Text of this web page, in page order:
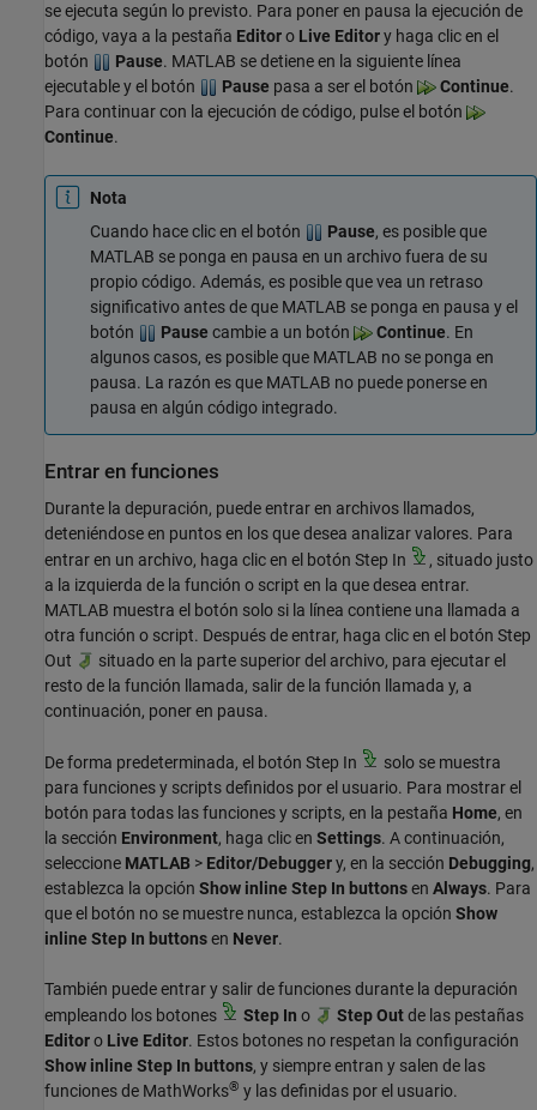
se ejecuta según lo previsto. Para poner en pausa la ejecución de
código, vaya a la pestaña Editoro Live Editory haga clic en el
botón
Pause. MATLAB se detiene en la siguiente línea
ejecutable y el botón
Pause pasa a ser el botón Continue.
Para continuar con la ejecución de código, pulse el botón
Continue.
Nota
Cuando hace clic en el botón
Pause, es posible que
MATLAB se ponga en pausa en un archivo fuera de su
propio código. Además, es posible que vea un retraso
significativo antes de que MATLAB se ponga en pausa y el
botón
Pause cambie a un botón Continue. En
algunos casos, es posible que MATLAB no se ponga en
pausa. La razón es que MATLAB no puede ponerse en
pausa en algún código integrado.
Entrar en funciones
Durante la depuración, puede entrar en archivos llamados,
deteniéndose en puntos en los que desea analizar valores. Para
entrar en un archivo, haga clic en el botón Step In
, situado justo
a la izquierda de la función o script en la que desea entrar.
MATLAB muestra el botón solo si la línea contiene una llamada a
otra función o script. Después de entrar, haga clic en el botón Step
Out
situado en la parte superior del archivo, para ejecutar el
resto de la función llamada, salir de la función llamada y, a
continuación, poner en pausa.
De forma predeterminada, el botón Step In
solo se muestra
para funciones y scripts definidos por el usuario. Para mostrar el
botón para todas las funciones y scripts, en la pestaña Home, en
la sección Environment, haga clic en Settings. A continuación,
seleccione MATLAB > Editor/Debuggery, en la sección Debugging,
establezca la opción Show inline Step In buttonsen Always. Para
que el botón no se muestre nunca, establezca la opción Show
inline Step In buttonsen Never.
También puede entrar y salir de funciones durante la depuración
empleando los botones
Step In o Step Outde las pestañas
Editoro Live Editor. Estos botones no respetan la configuración
Show inline Step In buttons, y siempre entran y salen de las
funciones de MathWorks® y las definidas por el usuario.